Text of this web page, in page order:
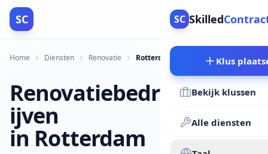
SC SC Skilled
Klus
Bekijk klussen
Alle diensten
Home Diensten Renovatie Rotterdam
Renovatiebedr
ijven
in Rotterdam